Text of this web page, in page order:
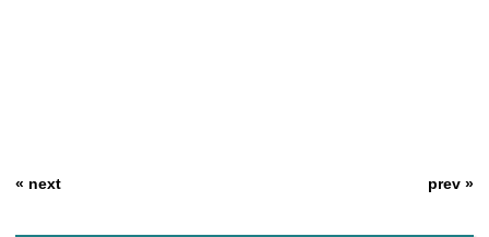
« next prev »